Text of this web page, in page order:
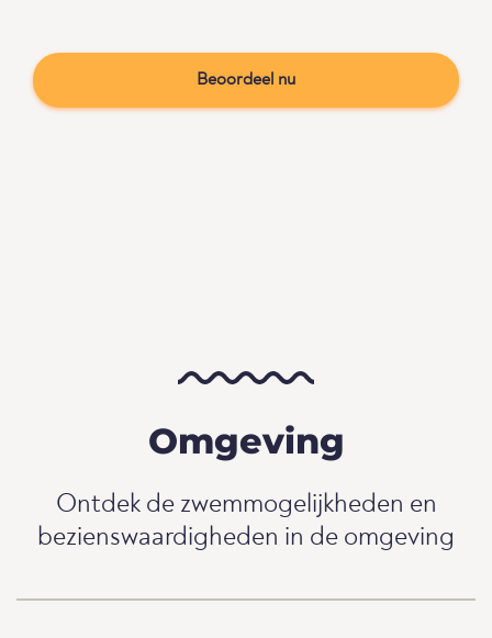
Beoordeel nu
Omgeving
Ontdek de zwemmogelijkheden en
bezienswaardigheden in de omgeving